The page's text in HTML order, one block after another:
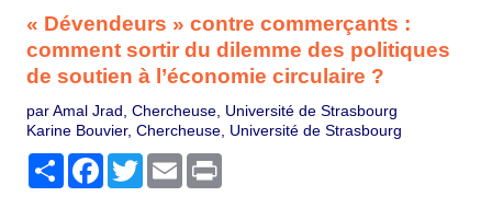
« Dévendeurs » contre commerçants :
comment sortir du dilemme des politiques
de soutien à l’économie circulaire ?
par Amal Jrad, Chercheuse, Université de Strasbourg
Karine Bouvier, Chercheuse, Université de Strasbourg
PartagerFacebook
TwitterEmail